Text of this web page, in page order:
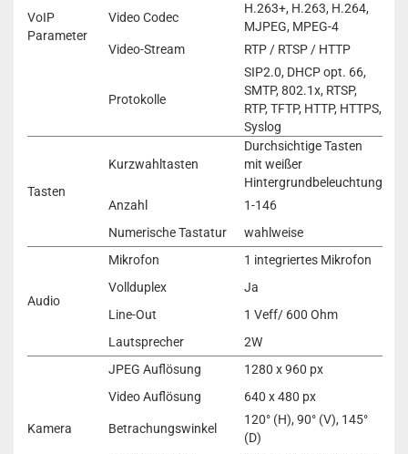
VoIP
Parameter
Video Codec
H.263+, H.263, H.264,
MJPEG, MPEG-4
Video-Stream
RTP / RTSP / HTTP
Protokolle
SIP2.0, DHCP opt. 66,
SMTP, 802.1x, RTSP,
RTP, TFTP, HTTP, HTTPS,
Syslog
Tasten
Kurzwahltasten
Durchsichtige Tasten
mit weißer
Hintergrundbeleuchtung
Anzahl
1-146
Numerische Tastatur
wahlweise
Audio
Mikrofon
1 integriertes Mikrofon
Vollduplex
Ja
Line-Out
1 Veff/ 600 Ohm
Lautsprecher
2W
Kamera
JPEG Auflösung
1280 x 960 px
Video Auflösung
640 x 480 px
Betrachungswinkel
120° (H), 90° (V), 145°
(D)